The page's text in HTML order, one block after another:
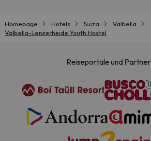
Homepage Hotels Suiza
Valbella
Valbella-Lenzerheide Youth Hostel
Reiseportale und Partner